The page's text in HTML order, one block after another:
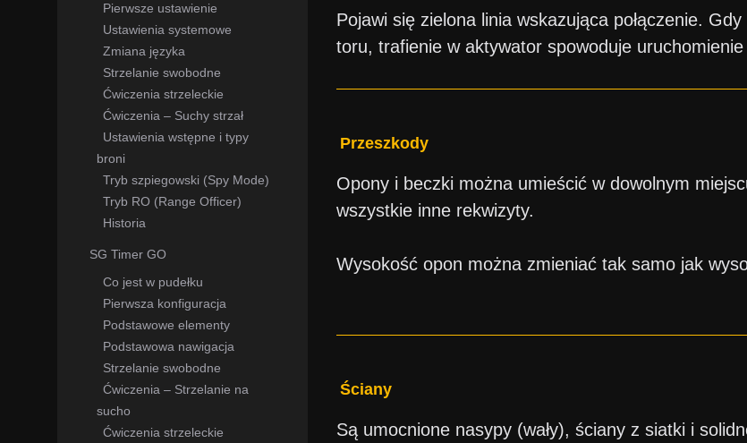
Pierwsze ustawienie
Ustawienia systemowe
Zmiana języka
Strzelanie swobodne
Ćwiczenia strzeleckie
Ćwiczenia – Suchy strzał
Ustawienia wstępne i typy
broni
Tryb szpiegowski (Spy Mode)
Tryb RO (Range Officer)
Historia
SG Timer GO
Co jest w pudełku
Pierwsza konfiguracja
Podstawowe elementy
Podstawowa nawigacja
Strzelanie swobodne
Ćwiczenia – Strzelanie na
sucho
Ćwiczenia strzeleckie
Pojawi się zielona linia wskazująca połączenie.
toru, trafienie w aktywator spowoduje
Przeszkody
Opony i beczki można umieścić w dowolnym
wszystkie inne rekwizyty.
Wysokość opon można zmieniać tak samo jak
Ściany
Są umocnione nasypy (wały), ściany z siatki i
E-mail